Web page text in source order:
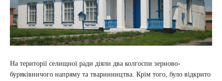
На території селищної ради діяли два колгоспи зерново-
буряківничого напряму та тваринництва. Крім того, було відкрито